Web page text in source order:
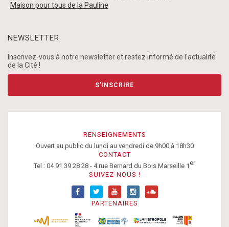
Maison pour tous de la Pauline
NEWSLETTER
Inscrivez-vous à notre newsletter et restez informé de l'actualité
de la Cité !
S'INSCRIRE
RENSEIGNEMENTS
Ouvert au public du lundi au vendredi de 9h00 à 18h30
CONTACT
Tel : 04 91 39 28 28 - 4 rue Bernard du Bois Marseille 1er
SUIVEZ-NOUS !
PARTENAIRES